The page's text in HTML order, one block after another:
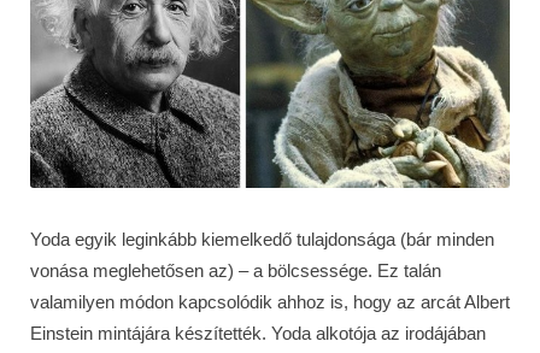
Yoda egyik leginkább kiemelkedő tulajdonsága (bár minden
vonása meglehetősen az) – a bölcsessége. Ez talán
valamilyen módon kapcsolódik ahhoz is, hogy az arcát Albert
Einstein mintájára készítették. Yoda alkotója az irodájában